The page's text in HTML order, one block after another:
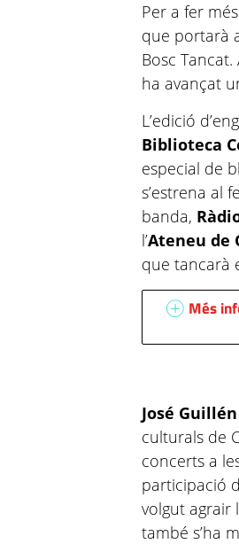
Per a fer
que portarà
Bosc
ha avançat
L’edició
Biblioteca
especial de
s’estrena al
banda,
l’Ateneu de
que tancarà
Més
José Guillén
culturals de
concerts a
participació
volgut agrair
també s’ha